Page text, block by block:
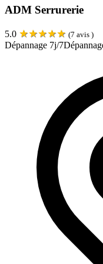
ADM Serrurerie
5.0 ★★★★★ (7 avis )
Dépannage 7j/7